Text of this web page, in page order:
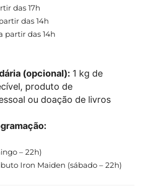
das 17h
das 14h
partir das 14h
(opcional): 1 kg de
produto de
ou doação de livros
– 22h)
Iron Maiden (sábado – 22h)